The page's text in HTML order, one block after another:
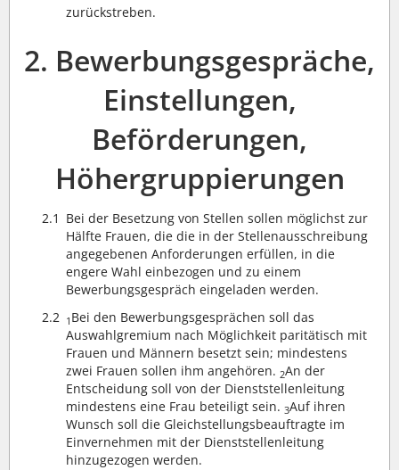
zurückstreben.
2. Bewerbungsgespräche,
Einstellungen,
Beförderungen,
Höhergruppierungen
2.1 Bei der Besetzung von Stellen sollen möglichst zur
Hälfte Frauen, die die in der Stellenausschreibung
angegebenen Anforderungen erfüllen, in die
engere Wahl einbezogen und zu einem
Bewerbungsgespräch eingeladen werden.
2.2 1 Bei den Bewerbungsgesprächen soll das
Auswahlgremium nach Möglichkeit paritätisch mit
Frauen und Männern besetzt sein; mindestens
zwei Frauen sollen ihm angehören. 2An der
Entscheidung soll von der Dienststellenleitung
mindestens eine Frau beteiligt sein. 3Auf ihren
Wunsch soll die Gleichstellungsbeauftragte im
Einvernehmen mit der Dienststellenleitung
hinzugezogen werden.